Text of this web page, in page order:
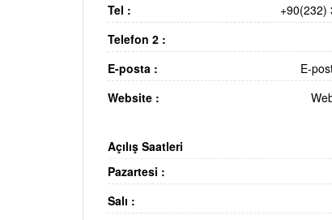
Tel :
+90(232)
Telefon 2 :
E-posta :
E-
Website :
Açılış Saatleri
Pazartesi :
Salı :